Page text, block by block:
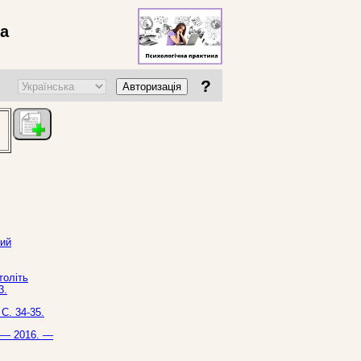
Авторизація ?
34-35.
— 2016. —